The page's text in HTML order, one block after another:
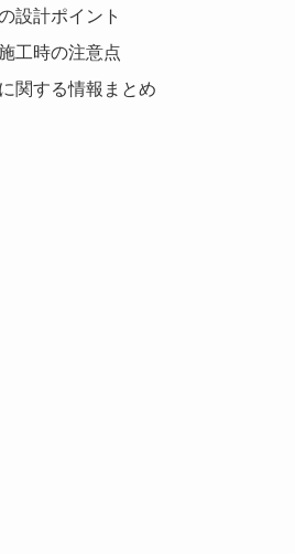
設計ポイント
工時の注意点
関する情報まとめ